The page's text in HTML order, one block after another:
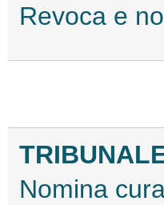
Revoca e
Nomina